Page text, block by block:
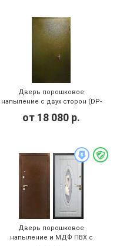
Дверь порошковое
напыление с двух сторон (DP-
от 18 080 р.
Дверь порошковое
напыление и МДФ ПВХ с